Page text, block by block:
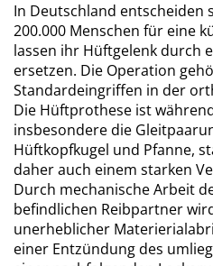
In Deutschland entscheiden
200.000 Menschen für eine
lassen ihr Hüftgelenk durch
ersetzen. Die Operation
Standardeingriffen in der
Die Hüftprothese ist
insbesondere die
Hüftkopfkugel und Pfanne,
daher auch einem starken
Durch mechanische Arbeit
befindlichen Reibpartner
unerheblicher
einer Entzündung des